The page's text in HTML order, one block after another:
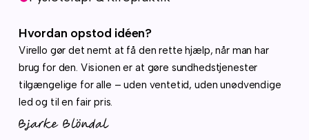
Hvordan opstod idéen?
Virello gør det nemt at få den rette hjælp, når man har
brug for den. Visionen er at gøre sundhedstjenester
tilgængelige for alle – uden ventetid, uden unødvendige
led og til en fair pris.